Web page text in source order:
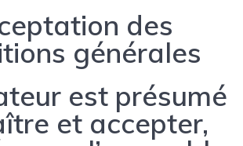
des
générales
est présumé
et accepter,